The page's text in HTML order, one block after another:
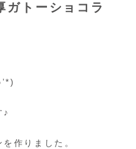
ガトーショコラ
♪
作りました。